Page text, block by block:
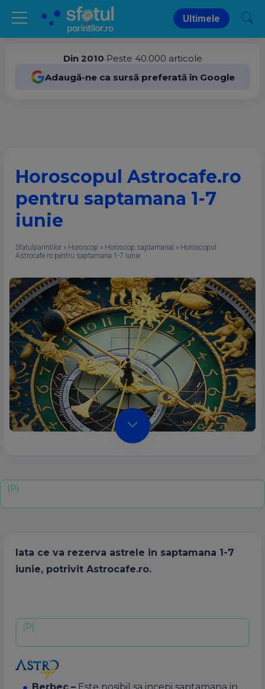
Ultimele
Din 2010•Peste 40.000 articole
Adaugă-ne ca sursă preferată în Google
Horoscopul Astrocafe.ro
pentru saptamana 1-7
iunie
Sfatulparintilor » Horoscop » Horoscop saptamanal » Horoscopul
Astrocafe.ro pentru saptamana 1-7 iunie
Iata ce va rezerva astrele in saptamana 1-7
iunie, potrivit Astrocafe.ro.